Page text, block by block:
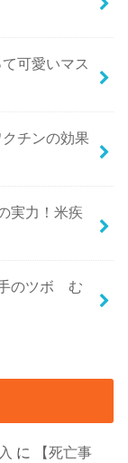
可愛いマス
チンの効果
実力！米疾
のツボ む
に
【死亡事